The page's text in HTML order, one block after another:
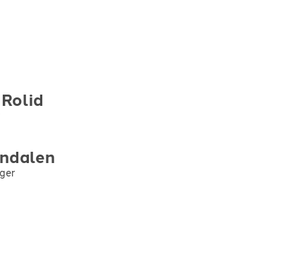
Rolid